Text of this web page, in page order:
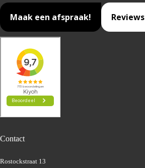
Maak een afspraak! Reviews
Contact
Rostockstraat 13